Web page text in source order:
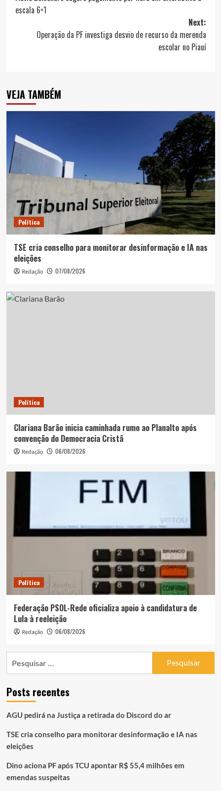
escala 6×1
Next:
Operação da PF investiga desvio de recurso da merenda
escolar no Piauí
VEJA TAMBÉM
Política
TSE cria conselho para monitorar desinformação e IA nas
eleições
Redação 07/08/2026
Política
Clariana Barão inicia caminhada rumo ao Planalto após
convenção do Democracia Cristã
Redação 06/08/2026
Política
Federação PSOL-Rede oficializa apoio à candidatura de
Lula à reeleição
Redação 06/08/2026
Posts recentes
AGU pedirá na Justiça a retirada do Discord do ar
TSE cria conselho para monitorar desinformação e IA nas
eleições
Dino aciona PF após TCU apontar R$ 55,4 milhões em
emendas suspeitas